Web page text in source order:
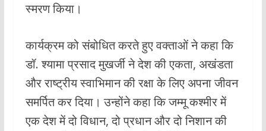
स्मरण किया।
कार्यक्रम को संबोधित करते हुए वक्ताओं ने कहा कि
डॉ. श्यामा प्रसाद मुखर्जी ने देश की एकता, अखंडता
और राष्ट्रीय स्वाभिमान की रक्षा के लिए अपना जीवन
समर्पित कर दिया। उन्होंने कहा कि जम्मू कश्मीर में
एक देश में दो विधान, दो प्रधान और दो निशान की